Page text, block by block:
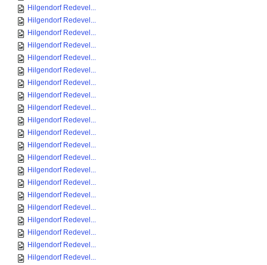
Hilgendorf Redevel...
Hilgendorf Redevel...
Hilgendorf Redevel...
Hilgendorf Redevel...
Hilgendorf Redevel...
Hilgendorf Redevel...
Hilgendorf Redevel...
Hilgendorf Redevel...
Hilgendorf Redevel...
Hilgendorf Redevel...
Hilgendorf Redevel...
Hilgendorf Redevel...
Hilgendorf Redevel...
Hilgendorf Redevel...
Hilgendorf Redevel...
Hilgendorf Redevel...
Hilgendorf Redevel...
Hilgendorf Redevel...
Hilgendorf Redevel...
Hilgendorf Redevel...
Hilgendorf Redevel...